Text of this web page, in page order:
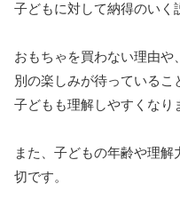
子どもに対して納得のいく
おもちゃを買わない理由や、
別の楽しみが待っているこ
子どもも理解しやすくなり
また、子どもの年齢や理
切です。